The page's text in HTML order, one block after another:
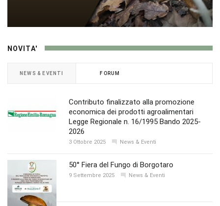
NOVITA'
NEWS & EVENTI FORUM
Contributo finalizzato alla promozione
economica dei prodotti agroalimentari
Legge Regionale n. 16/1995 Bando 2025-
2026
3 Ottobre 2025 News & Eventi
50° Fiera del Fungo di Borgotaro
9 Settembre 2025 News & Eventi